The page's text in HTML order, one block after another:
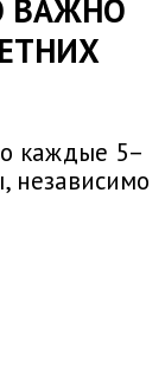
ВАЖНО
каждые 5–
независимо